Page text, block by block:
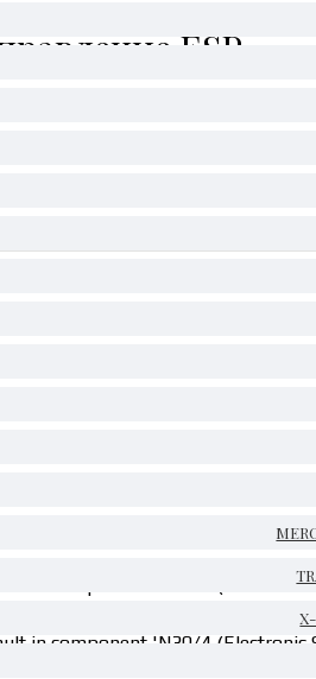
ESP
табло за неизправност в
in component 'N30/4 (Electronic
in component 'N30/4 (Electronic